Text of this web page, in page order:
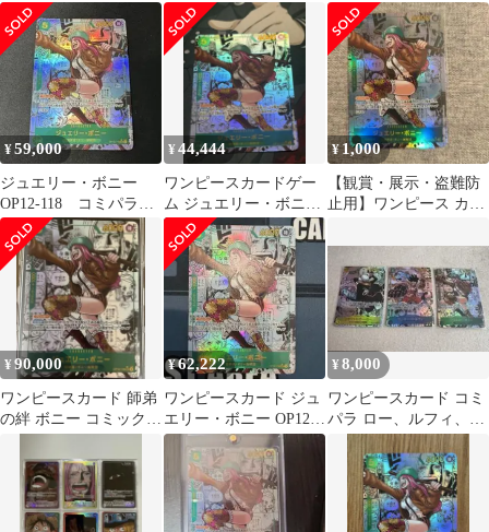
コミパラOP12-118
PSA10
スーパーパラレル
ル/ OP12-118
¥59,000
ジュエリー・ボニー
OP12-118 コミパラ
SEC スーパーパラレル
¥44,444
ワンピースカードゲー
ム ジュエリー・ボニー
コミパラ
¥1,000
【観賞・展示・盗難防
止用】ワンピース カー
ー・ボニー
¥90,000
ワンピースカード 師弟
の絆 ボニー コミックパ
¥62,222
ワンピースカード ジュ
エリー・ボニー OP12-
118 コミパラ
¥8,000
ワンピースカード コミ
パラ ロー、ルフィ、ボ
ニー 3枚セット